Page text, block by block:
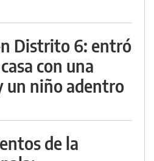
Distrito 6: entró
con una
un niño adentro
de la